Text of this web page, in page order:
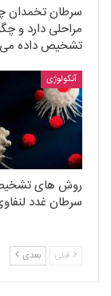
سرطان تخمدان
مراحلی دارد و
تشخیص داده
آنکولوژی
روش های
سرطان غدد
قبلی بعدی